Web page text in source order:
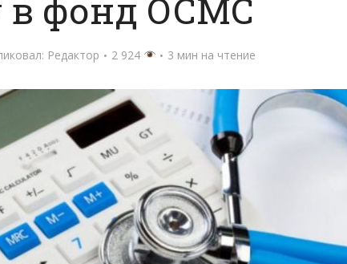
в фонд ОСМС
Редактор 2 924 3 мин на чтение